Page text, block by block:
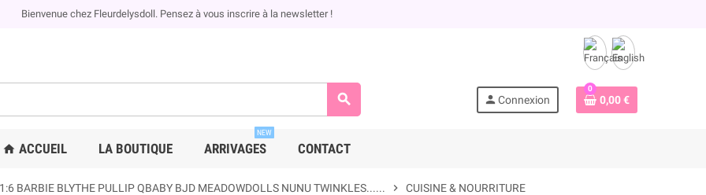
Bienvenue chez Fleurdelysdoll. Pensez à vous inscrire à la newsletter !
search person Connexion
0
0,00 €
home ACCUEIL LA BOUTIQUE ARRIVAGES
NEW
CONTACT
BARBIE BLYTHE PULLIP QBABY BJD MEADOWDOLLS NUNU TWINKLES...... chevron_right
CUISINE & NOURRITURE